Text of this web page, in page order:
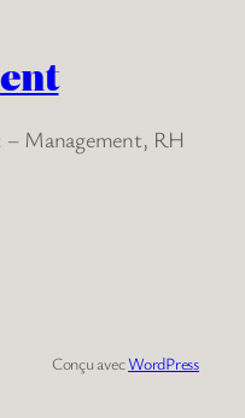
Management, RH
Conçu avecWordPress